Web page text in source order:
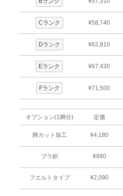
Cランク ¥58,740
Dランク ¥62,810
Eランク ¥67,430
Fランク ¥71,500
オプション(1脚分) 定価
脚カット加工 ¥4,180
プラ鋲 ¥990
フエルトタイプ ¥2,090